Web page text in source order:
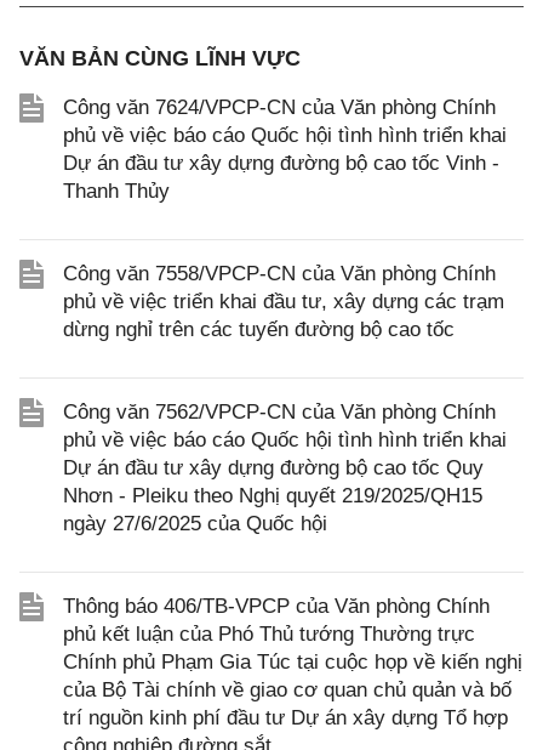
VĂN BẢN CÙNG LĨNH VỰC
Công văn 7624/VPCP-CN của Văn phòng Chính
phủ về việc báo cáo Quốc hội tình hình triển khai
Dự án đầu tư xây dựng đường bộ cao tốc Vinh -
Thanh Thủy
Công văn 7558/VPCP-CN của Văn phòng Chính
phủ về việc triển khai đầu tư, xây dựng các trạm
dừng nghỉ trên các tuyến đường bộ cao tốc
Công văn 7562/VPCP-CN của Văn phòng Chính
phủ về việc báo cáo Quốc hội tình hình triển khai
Dự án đầu tư xây dựng đường bộ cao tốc Quy
Nhơn - Pleiku theo Nghị quyết 219/2025/QH15
ngày 27/6/2025 của Quốc hội
Thông báo 406/TB-VPCP của Văn phòng Chính
phủ kết luận của Phó Thủ tướng Thường trực
Chính phủ Phạm Gia Túc tại cuộc họp về kiến nghị
của Bộ Tài chính về giao cơ quan chủ quản và bố
trí nguồn kinh phí đầu tư Dự án xây dựng Tổ hợp